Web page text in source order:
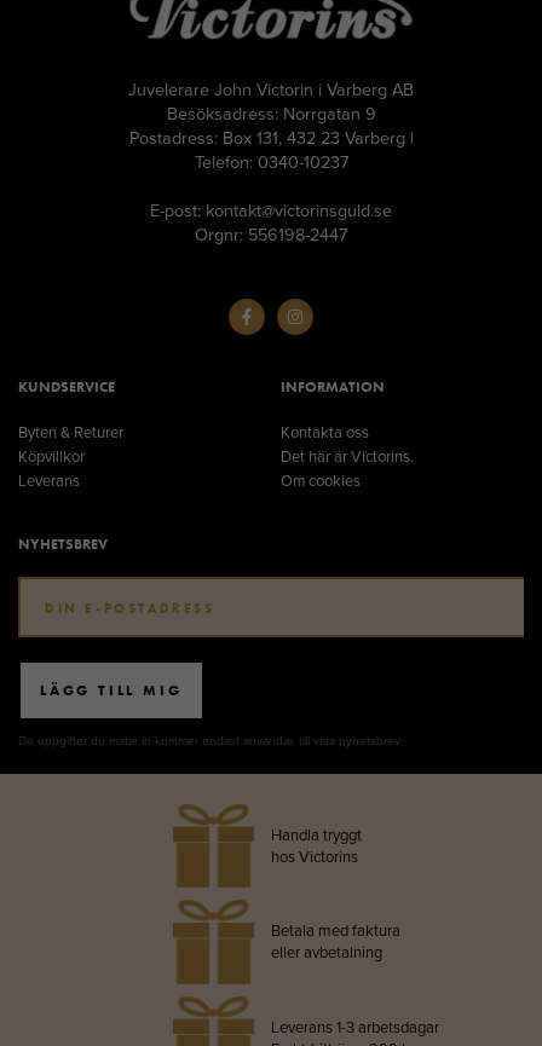
Juvelerare John Victorin i Varberg AB
Besöksadress: Norrgatan 9
Postadress: Box 131, 432 23 Varberg |
Telefon: 0340-10237
E-post: kontakt@victorinsguld.se
Orgnr: 556198-2447
KUNDSERVICE
Byten & Returer
Köpvillkor
Leverans
INFORMATION
Kontakta oss
Det här är Victorins.
Om cookies
NYHETSBREV
LÄGG TILL MIG
De uppgifter du matar in kommer endast användas till våra nyhetsbrev.
Handla tryggt
hos Victorins
Betala med faktura
eller avbetalning
Leverans 1-3 arbetsdagar